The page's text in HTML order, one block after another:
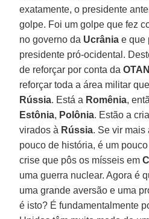
exatamente, o presidente
golpe. Foi um golpe que fez
no governo da Ucrânia e que
presidente pró-ocidental.
de reforçar por conta daOTAN
reforçar toda a área militar
Rússia. Está a Romênia,
Estônia, Polônia. Estão a
virados à Rússia. Se vir mais
pouco de história, é um
crise que pôs os mísseis em
uma guerra nuclear. Agora é
uma grande aversão e uma
é isto? É fundamentalmente